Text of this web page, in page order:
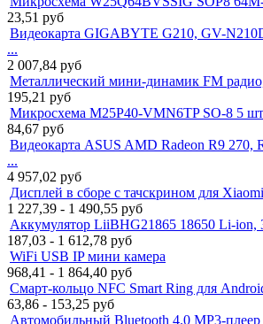
23,51 руб
Видеокарта GIGABYTE G210, GV-
...
2 007,84 руб
Металлический мини-динамик FM
195,21 руб
Микросхема M25P40-VMN6TP SO-8 5
84,67 руб
Видеокарта ASUS AMD Radeon R9 270,
...
4 957,02 руб
Дисплей в сборе с тачскрином для
1 227,39 - 1 490,55 руб
Аккумулятор LiiBHG21865 18650 Li-ion,
187,03 - 1 612,78 руб
WiFi USB IP мини камера
968,41 - 1 864,40 руб
Смарт-кольцо NFC Smart Ring для
63,86 - 153,25 руб
Автомобильный Bluetooth 4.0 MP3-